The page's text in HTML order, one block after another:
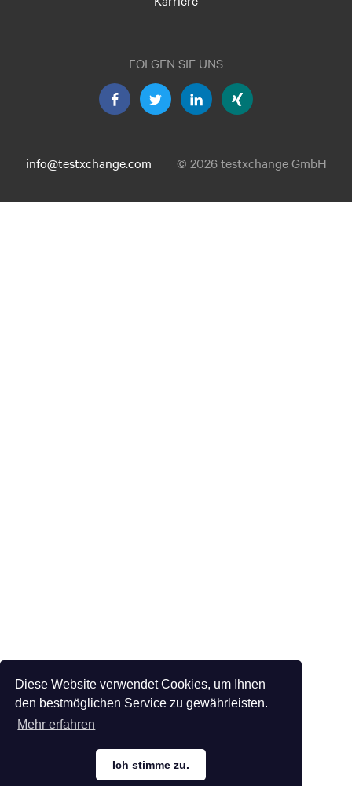
Diese Website verwendet Cookies, um Ihnen
den bestmöglichen Service zu gewährleisten.
Mehr erfahren
Ich stimme zu.
FOLGEN SIE UNS
info@testxchange.com © 2026 testxchange GmbH